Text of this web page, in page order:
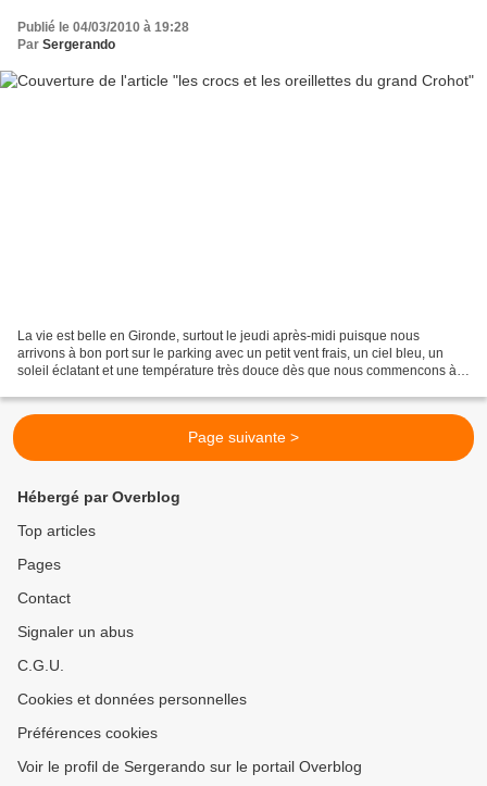
Publié le 04/03/2010 à 19:28
Par Sergerando
La vie est belle en Gironde, surtout le jeudi après-midi puisque nous
arrivons à bon port sur le parking avec un petit vent frais, un ciel bleu, un
soleil éclatant et une température très douce dès que nous commencons à
Page suivante >
Hébergé par Overblog
Top articles
Pages
Contact
Signaler un abus
C.G.U.
Cookies et données personnelles
Préférences cookies
Voir le profil de Sergerando sur le portail Overblog